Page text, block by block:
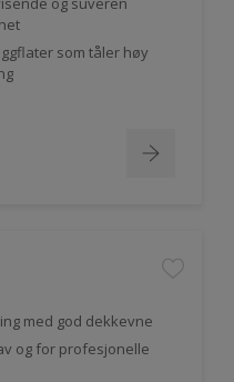
som tåler høy
med god dekkevne
og for profesjonelle